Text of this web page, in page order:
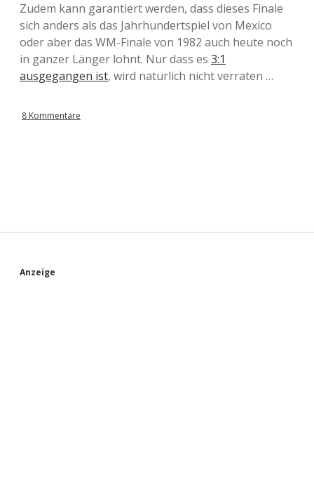
Zudem kann garantiert werden, dass dieses Finale
sich anders als das Jahrhundertspiel von Mexico
oder aber das WM-Finale von 1982 auch heute noch
in ganzer Länger lohnt. Nur dass es 3:1
ausgegangen ist, wird natürlich nicht verraten …
8 Kommentare
S
Anzeige